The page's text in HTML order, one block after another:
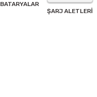
BATARYALAR
ŞARJ ALETLERI